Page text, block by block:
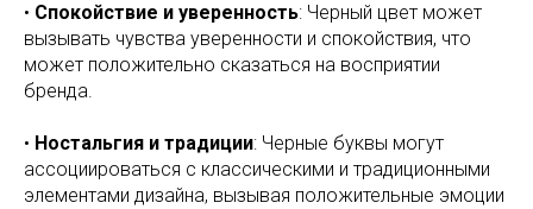
• Спокойствие и уверенность: Черный цвет может
вызывать чувства уверенности и спокойствия, что
может положительно сказаться на восприятии
бренда.
• Ностальгия и традиции: Черные буквы могут
ассоциироваться с классическими и традиционными
элементами дизайна, вызывая положительные эмоции